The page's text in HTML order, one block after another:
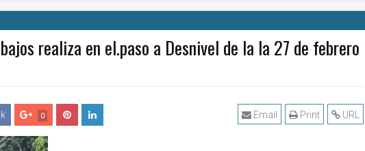
realiza en el.paso a Desnivel de la la 27 de febrero
0 URL
Print
Email